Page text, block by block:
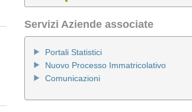
Servizi Aziende associate
Portali Statistici
Nuovo Processo Immatricolativo
Comunicazioni